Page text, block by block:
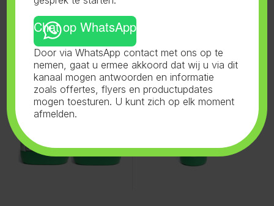
Bio Nova,Nutri-Forte A+B,
Voeding
Bionova Nutri Forte A+B
Voeding
Bionova Soil Supermix 1L
Chat op WhatsApp
Door via WhatsApp contact met ons op te
nemen, gaat u ermee akkoord dat wij u via dit
kanaal mogen antwoorden en informatie
zoals offertes, flyers en productupdates
mogen toesturen. U kunt zich op elk moment
afmelden.